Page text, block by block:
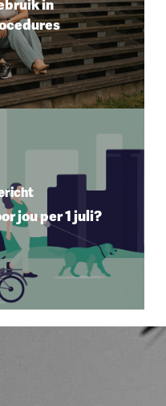
in
jou per 1 juli?